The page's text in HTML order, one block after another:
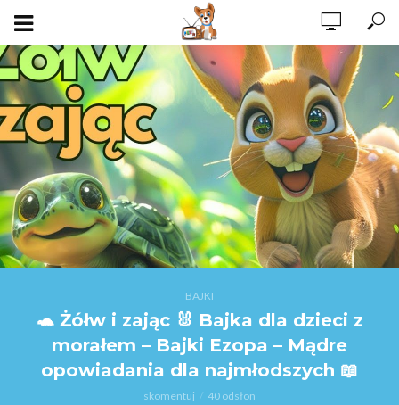
BAJKI
🐢 Żółw i zając 🐰 Bajka dla dzieci z
morałem – Bajki Ezopa – Mądre
opowiadania dla najmłodszych 📖
skomentuj 40 odsłon